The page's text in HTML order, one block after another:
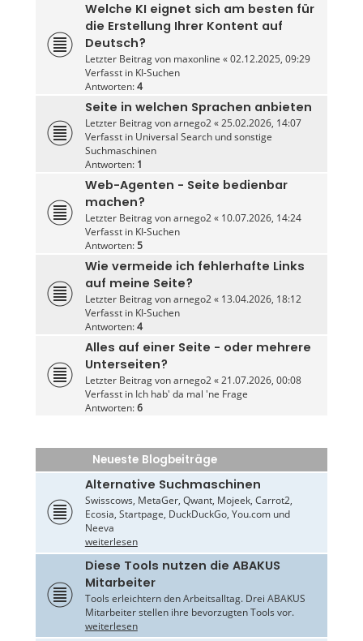
Welche KI eignet sich am besten für
die Erstellung Ihrer Kontent auf
Deutsch?
Letzter Beitrag von maxonline «02.12.2025, 09:29
Verfasst in KI-Suchen
Antworten:4
Seite in welchen Sprachen anbieten
Letzter Beitrag vonarnego2«25.02.2026, 14:07
Verfasst in Universal Search und sonstige
Suchmaschinen
Antworten: 1
Web-Agenten - Seite bedienbar
machen?
Letzter Beitrag vonarnego2« 10.07.2026, 14:24
Verfasst in KI-Suchen
Antworten:5
Wie vermeide ich fehlerhafte Links
auf meine Seite?
Letzter Beitrag vonarnego2« 13.04.2026, 18:12
Verfasst in KI-Suchen
Antworten:4
Alles auf einer Seite - oder mehrere
Unterseiten?
Letzter Beitrag vonarnego2«21.07.2026, 00:08
Verfasst in Ich hab' da mal 'ne Frage
Antworten:6
Neueste Blogbeiträge
Alternative Suchmaschinen
Swisscows, MetaGer, Qwant, Mojeek, Carrot2,
Ecosia, Startpage, DuckDuckGo, You.com und
Neeva
weiterlesen
Diese Tools nutzen die ABAKUS
Mitarbeiter
Tools erleichtern den Arbeitsalltag. Drei ABAKUS
Mitarbeiter stellen ihre bevorzugten Tools vor.
weiterlesen